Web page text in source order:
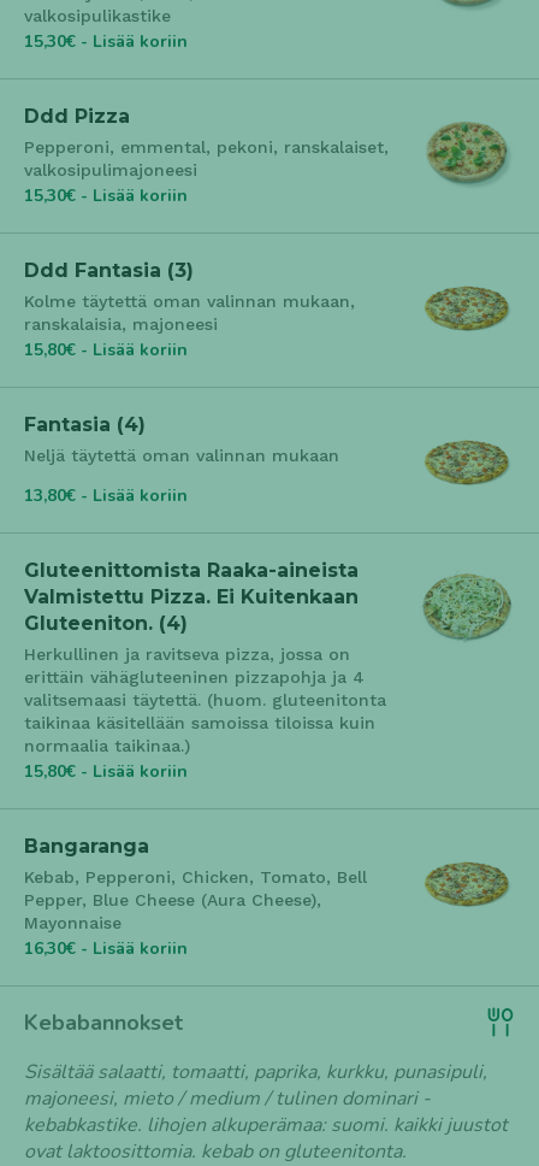
valkosipulikastike
15,30€ - Lisää koriin
Ddd Pizza
Pepperoni, emmental, pekoni, ranskalaiset,
valkosipulimajoneesi
15,30€ - Lisää koriin
Ddd Fantasia (3)
Kolme täytettä oman valinnan mukaan,
ranskalaisia, majoneesi
15,80€ - Lisää koriin
Fantasia (4)
Neljä täytettä oman valinnan mukaan
13,80€ - Lisää koriin
Gluteenittomista Raaka-aineista
Valmistettu Pizza. Ei Kuitenkaan
Gluteeniton. (4)
Herkullinen ja ravitseva pizza, jossa on
erittäin vähägluteeninen pizzapohja ja 4
valitsemaasi täytettä. (huom. gluteenitonta
taikinaa käsitellään samoissa tiloissa kuin
normaalia taikinaa.)
15,80€ - Lisää koriin
Bangaranga
Kebab, Pepperoni, Chicken, Tomato, Bell
Pepper, Blue Cheese (Aura Cheese),
Mayonnaise
16,30€ - Lisää koriin
Kebabannokset
Sisältää salaatti, tomaatti, paprika, kurkku, punasipuli,
majoneesi, mieto / medium / tulinen dominari -
kebabkastike. lihojen alkuperämaa: suomi. kaikki juustot
ovat laktoosittomia. kebab on gluteenitonta.